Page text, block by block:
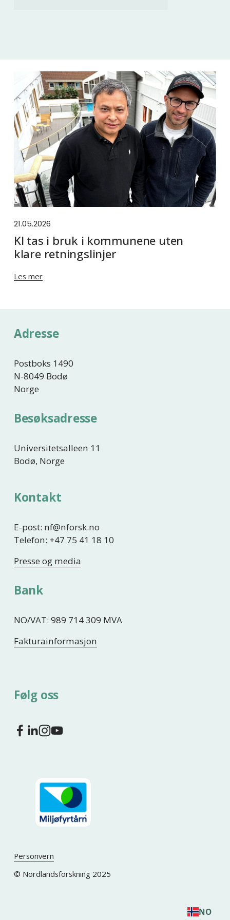
21.05.2026
KI tas i bruk i kommunene uten
klare retningslinjer
Les mer
Adresse
Postboks 1490
N-8049 Bodø
Norge
Besøksadresse
Universitetsalleen 11
Bodø, Norge
Kontakt
E-post: nf@nforsk.no
Telefon: +47 75 41 18 10
Presse og media
Bank
NO/VAT: 989 714 309 MVA
Fakturainformasjon
Følg oss
Personvern
© Nordlandsforskning 2025
NO